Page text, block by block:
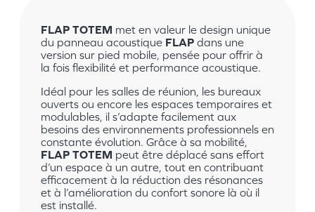
FLAP TOTEM met en valeur le design unique
du panneau acoustique FLAP dans une
version sur pied mobile, pensée pour offrir à
la fois flexibilité et performance acoustique.
Idéal pour les salles de réunion, les bureaux
ouverts ou encore les espaces temporaires et
modulables, il s’adapte facilement aux
besoins des environnements professionnels en
constante évolution. Grâce à sa mobilité,
FLAP TOTEM peut être déplacé sans effort
d’un espace à un autre, tout en contribuant
efficacement à la réduction des résonances
et à l’amélioration du confort sonore là où il
est installé.